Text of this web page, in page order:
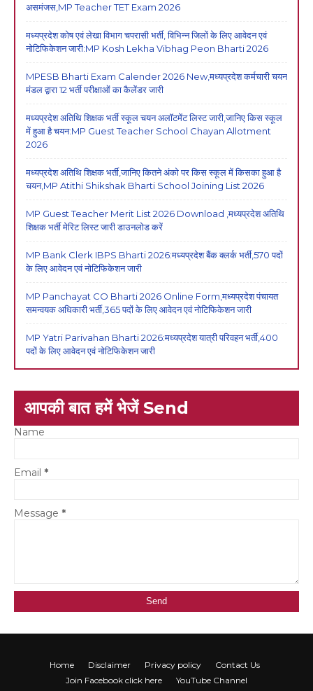
असमंजस,MP Teacher TET Exam 2026
मध्यप्रदेश कोष एवं लेखा विभाग चपरासी भर्ती, विभिन्न जिलों के लिए आवेदन एवं
नोटिफिकेशन जारी:MP Kosh Lekha Vibhag Peon Bharti 2026
MPESB Bharti Exam Calender 2026 New,मध्यप्रदेश कर्मचारी चयन
मंडल द्वारा 12 भर्ती परीक्षाओं का कैलेंडर जारी
मध्यप्रदेश अतिथि शिक्षक भर्ती स्कूल चयन अलॉटमेंट लिस्ट जारी,जानिए किस स्कूल
में हुआ है चयन:MP Guest Teacher School Chayan Allotment
2026
मध्यप्रदेश अतिथि शिक्षक भर्ती,जानिए कितने अंको पर किस स्कूल में किसका हुआ है
चयन,MP Atithi Shikshak Bharti School Joining List 2026
MP Guest Teacher Merit List 2026 Download ,मध्यप्रदेश अतिथि
शिक्षक भर्ती मेरिट लिस्ट जारी डाउनलोड करें
MP Bank Clerk IBPS Bharti 2026:मध्यप्रदेश बैंक क्लर्क भर्ती,570 पदों
के लिए आवेदन एवं नोटिफिकेशन जारी
MP Panchayat CO Bharti 2026 Online Form,मध्यप्रदेश पंचायत
समन्वयक अधिकारी भर्ती,365 पदों के लिए आवेदन एवं नोटिफिकेशन जारी
MP Yatri Parivahan Bharti 2026:मध्यप्रदेश यात्री परिवहन भर्ती,400
पदों के लिए आवेदन एवं नोटिफिकेशन जारी
आपकी बात हमें भेजें Send
Name
Email *
Message *
Home Disclaimer Privacy policy
Contact Us
Join Facebook click here
YouTube Channel